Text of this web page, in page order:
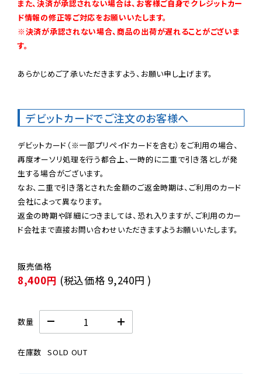
また、決済が承認されない場合は、お客様ご自身でクレジットカー
ド情報の修正等ご対応をお願いいたします。
※決済が承認されない場合、商品の出荷が遅れることがございま
す。
あらかじめご了承いただきますよう、お願い申し上げます。
デビットカードでご注文のお客様へ
デビットカード（※一部プリペイドカードを含む）をご利用の場合、
再度オーソリ処理を行う都合上、一時的に二重で引き落としが発
生する場合がございます。
なお、二重で引き落とされた金額のご返金時期は、ご利用のカード
会社によって異なります。
返金の時期や詳細につきましては、恐れ入りますが、ご利用のカー
ド会社まで直接お問い合わせいただきますようお願いいたします。
8,400円 (税込価格 9,240円 )
数量
在庫数 SOLD OUT